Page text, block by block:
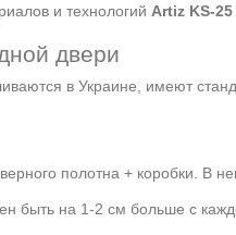
и технологий Artiz KS-25
двери
в Украине, имеют
полотна + коробки. В
быть на 1-2 см больше с